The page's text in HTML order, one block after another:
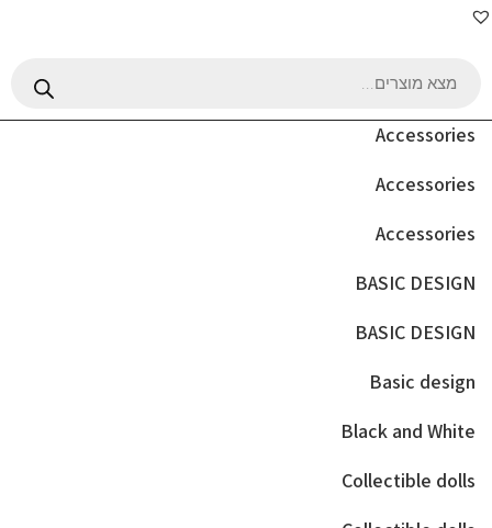
search
Accessories
Accessories
Accessories
BASIC DESIGN
BASIC DESIGN
Basic design
Black and White
Collectible dolls